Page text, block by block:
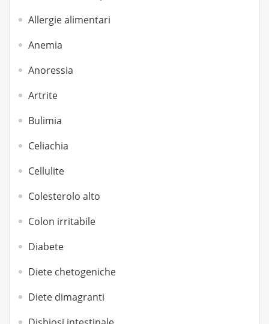
Allergie alimentari
Anemia
Anoressia
Artrite
Bulimia
Celiachia
Cellulite
Colesterolo alto
Colon irritabile
Diabete
Diete chetogeniche
Diete dimagranti